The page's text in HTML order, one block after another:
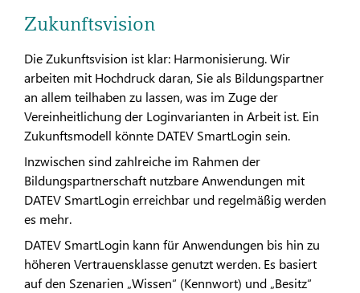
Zukunftsvision
Die Zukunftsvision ist klar: Harmonisierung. Wir
arbeiten mit Hochdruck daran, Sie als Bildungspartner
an allem teilhaben zu lassen, was im Zuge der
Vereinheitlichung der Loginvarianten in Arbeit ist. Ein
Zukunftsmodell könnte DATEV SmartLogin sein.
Inzwischen sind zahlreiche im Rahmen der
Bildungspartnerschaft nutzbare Anwendungen mit
DATEV SmartLogin erreichbar und regelmäßig werden
es mehr.
DATEV SmartLogin kann für Anwendungen bis hin zu
höheren Vertrauensklasse genutzt werden. Es basiert
auf den Szenarien „Wissen“ (Kennwort) und „Besitz“